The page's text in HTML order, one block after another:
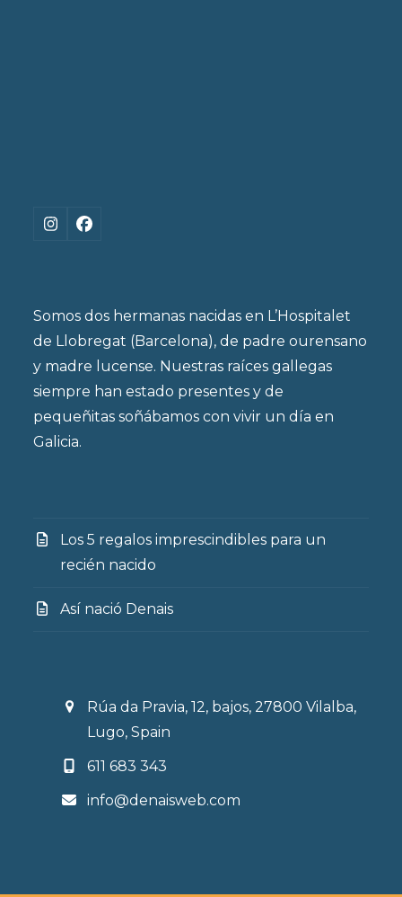
Instagram
Facebook
Somos dos hermanas nacidas en L’Hospitalet
de Llobregat (Barcelona), de padre ourensano
y madre lucense. Nuestras raíces gallegas
siempre han estado presentes y de
pequeñitas soñábamos con vivir un día en
Galicia.
Los 5 regalos imprescindibles para un
recién nacido
Así nació Denais
Rúa da Pravia, 12, bajos, 27800 Vilalba,
Lugo, Spain
611 683 343
info@denaisweb.com